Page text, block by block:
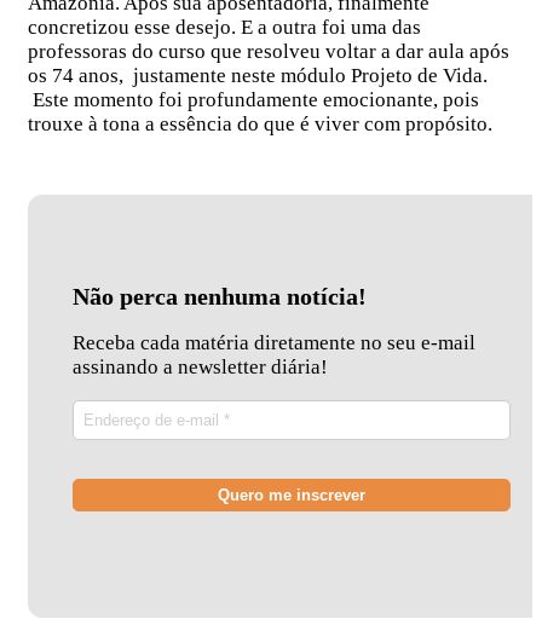
concretizou esse desejo. E a outra foi uma das
professoras do curso que resolveu voltar a dar aula após
os 74 anos, justamente neste módulo Projeto de Vida.
Este momento foi profundamente emocionante, pois
trouxe à tona a essência do que é viver com propósito.
Não perca nenhuma notícia!
Receba cada matéria diretamente no seu e-mail
assinando a newsletter diária!